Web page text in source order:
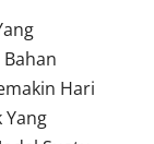
Hari
Yang